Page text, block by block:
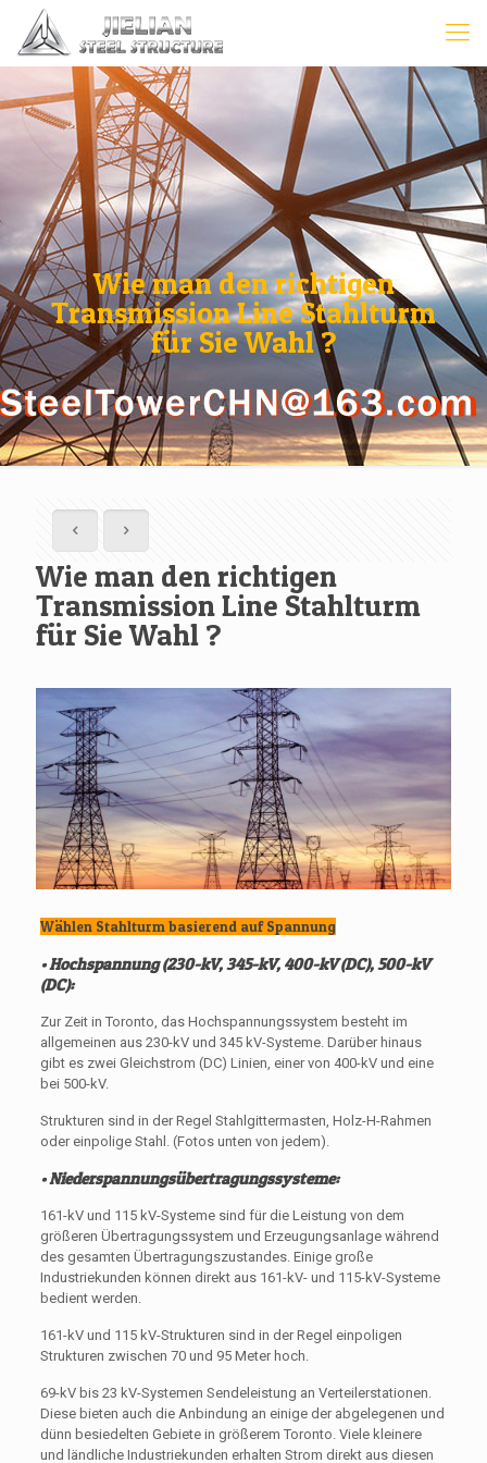
Wie man den richtigen
Transmission Line Stahlturm
für Sie Wahl ?
Wie man den richtigen
Transmission Line Stahlturm
für Sie Wahl ?
Wählen Stahlturm basierend auf Spannung
• Hochspannung (230-kV, 345-kV, 400-kV (DC), 500-kV
(DC):
Zur Zeit in Toronto, das Hochspannungssystem besteht im
allgemeinen aus 230-kV und 345 kV-Systeme. Darüber hinaus
gibt es zwei Gleichstrom (DC) Linien, einer von 400-kV und eine
bei 500-kV.
Strukturen sind in der Regel Stahlgittermasten, Holz-H-Rahmen
oder einpolige Stahl. (Fotos unten von jedem).
• Niederspannungsübertragungssysteme:
161-kV und 115 kV-Systeme sind für die Leistung von dem
größeren Übertragungssystem und Erzeugungsanlage während
des gesamten Übertragungszustandes. Einige große
Industriekunden können direkt aus 161-kV- und 115-kV-Systeme
bedient werden.
161-kV und 115 kV-Strukturen sind in der Regel einpoligen
Strukturen zwischen 70 und 95 Meter hoch.
69-kV bis 23 kV-Systemen Sendeleistung an Verteilerstationen.
Diese bieten auch die Anbindung an einige der abgelegenen und
dünn besiedelten Gebiete in größerem Toronto. Viele kleinere
und ländliche Industriekunden erhalten Strom direkt aus diesen